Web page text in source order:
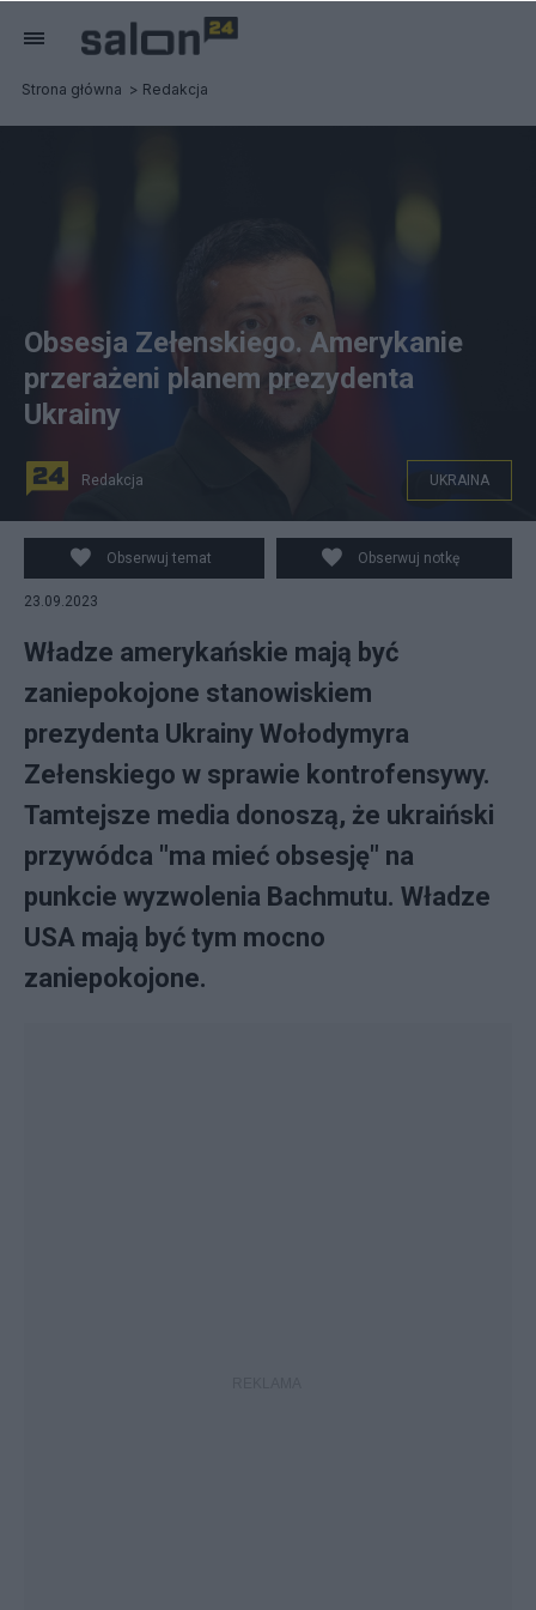
Strona główna Redakcja
źródło: PAP
Obsesja Zełenskiego. Amerykanie
przerażeni planem prezydenta
Ukrainy
Redakcja UKRAINA
Obserwuj temat Obserwuj notkę
23.09.2023
Władze amerykańskie mają być
zaniepokojone stanowiskiem
prezydenta Ukrainy Wołodymyra
Zełenskiego w sprawie kontrofensywy.
Tamtejsze media donoszą, że ukraiński
przywódca "ma mieć obsesję" na
punkcie wyzwolenia Bachmutu. Władze
USA mają być tym mocno
zaniepokojone.